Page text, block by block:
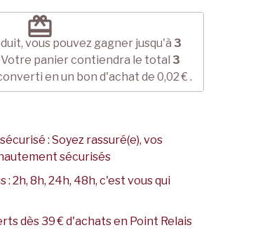
redeem
vous pouvez gagner jusqu'à 3
panier contiendra le total 3
en un bon d'achat de0,02 € .
: Soyez rassuré(e), vos
sécurisés
: 2h, 8h, 24h, 48h, c'est vous qui
dès 39 € d'achats en Point Relais